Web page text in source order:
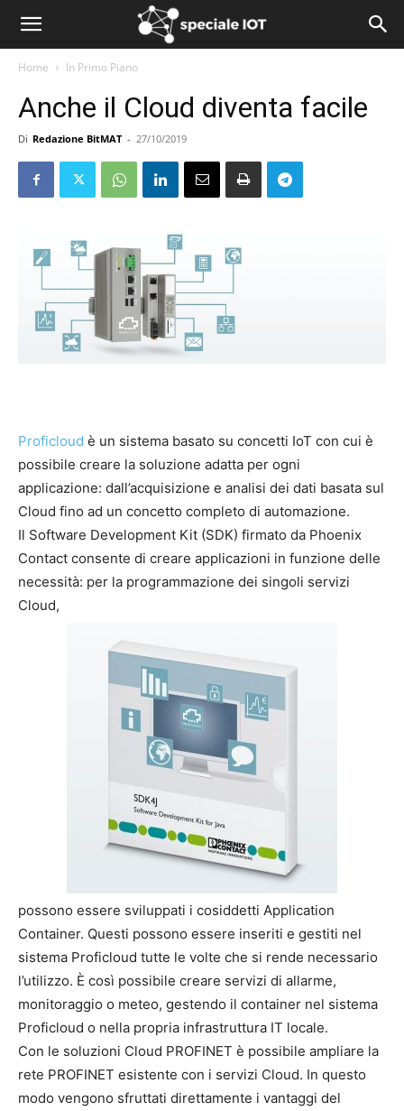
Home In Primo Piano
Anche il Cloud diventa facile
Di Redazione BitMAT - 27/10/2019
Proficloud è un sistema basato su concetti IoT con cui è
possibile creare la soluzione adatta per ogni
applicazione: dall’acquisizione e analisi dei dati basata sul
Cloud fino ad un concetto completo di automazione.
Il Software Development Kit (SDK) firmato da Phoenix
Contact consente di creare applicazioni in funzione delle
necessità: per la programmazione dei singoli servizi
Cloud,
possono essere sviluppati i cosiddetti Application
Container. Questi possono essere inseriti e gestiti nel
sistema Proficloud tutte le volte che si rende necessario
l’utilizzo. È così possibile creare servizi di allarme,
monitoraggio o meteo, gestendo il container nel sistema
Proficloud o nella propria infrastruttura IT locale.
Con le soluzioni Cloud PROFINET è possibile ampliare la
rete PROFINET esistente con i servizi Cloud. In questo
modo vengono sfruttati direttamente i vantaggi del